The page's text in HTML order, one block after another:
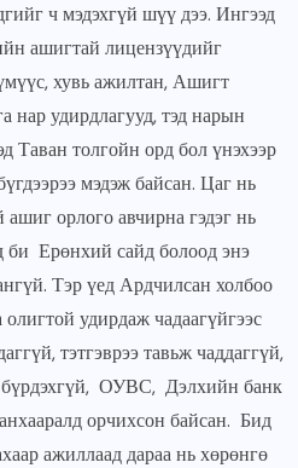
ч мэдэхгүй шүү дээ. Ингээд
ашигтай лицензүүдийг
хувь ажилтан, Ашигт
нар удирдлагууд, тэд нарын
Таван толгойн орд бол үнэхээр
мэдэж байсан. Цаг нь
ашиг орлого авчирна гэдэг нь
би Ерөнхий сайд болоод энэ
Тэр үед Ардчилсан холбоо
удирдаж чадаагүйгээс
тэтгэврээ тавьж чаддаггүй,
бүрдэхгүй, ОУВС, Дэлхийн банк
орчихсон байсан. Бид
ажиллаад дараа нь хөрөнгө